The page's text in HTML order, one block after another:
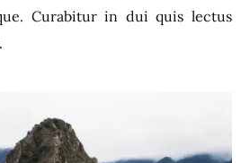
Curabitur in dui quis lectus